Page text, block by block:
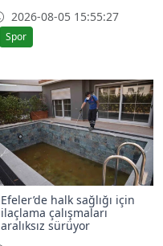
2026-08-05 15:55:27
Spor
Efeler’de halk sağlığı için
ilaçlama çalışmaları
aralıksız sürüyor